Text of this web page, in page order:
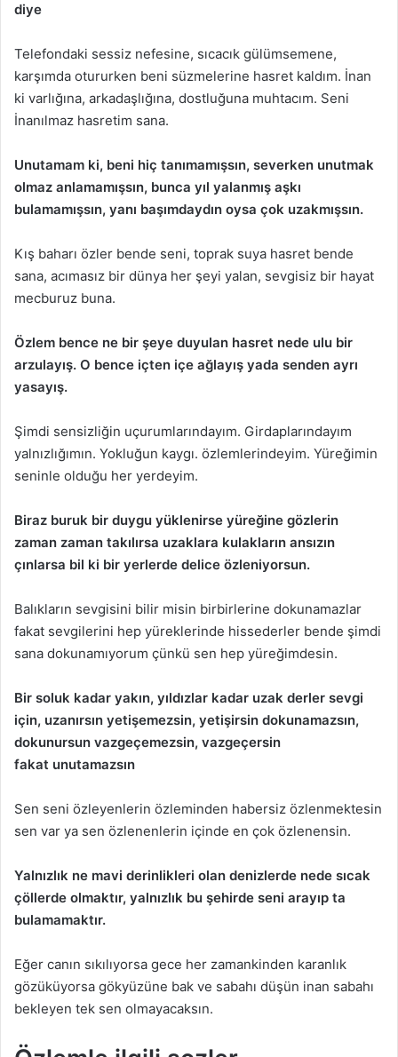
diye
Telefondaki sessiz nefesine, sıcacık gülümsemene,
karşımda otururken beni süzmelerine hasret kaldım. İnan
ki varlığına, arkadaşlığına, dostluğuna muhtacım. Seni
İnanılmaz hasretim sana.
Unutamam ki, beni hiç tanımamışsın, severken unutmak
olmaz anlamamışsın, bunca yıl yalanmış aşkı
bulamamışsın, yanı başımdaydın oysa çok uzakmışsın.
Kış baharı özler bende seni, toprak suya hasret bende
sana, acımasız bir dünya her şeyi yalan, sevgisiz bir hayat
mecburuz buna.
Özlem bence ne bir şeye duyulan hasret nede ulu bir
arzulayış. O bence içten içe ağlayış yada senden ayrı
yasayış.
Şimdi sensizliğin uçurumlarındayım. Girdaplarındayım
yalnızlığımın. Yokluğun kaygı. özlemlerindeyim. Yüreğimin
seninle olduğu her yerdeyim.
Biraz buruk bir duygu yüklenirse yüreğine gözlerin
zaman zaman takılırsa uzaklara kulakların ansızın
çınlarsa bil ki bir yerlerde delice özleniyorsun.
Balıkların sevgisini bilir misin birbirlerine dokunamazlar
fakat sevgilerini hep yüreklerinde hissederler bende şimdi
sana dokunamıyorum çünkü sen hep yüreğimdesin.
Bir soluk kadar yakın, yıldızlar kadar uzak derler sevgi
için, uzanırsın yetişemezsin, yetişirsin dokunamazsın,
dokunursun vazgeçemezsin, vazgeçersin
fakat unutamazsın
Sen seni özleyenlerin özleminden habersiz özlenmektesin
sen var ya sen özlenenlerin içinde en çok özlenensin.
Yalnızlık ne mavi derinlikleri olan denizlerde nede sıcak
çöllerde olmaktır, yalnızlık bu şehirde seni arayıp ta
bulamamaktır.
Eğer canın sıkılıyorsa gece her zamankinden karanlık
gözüküyorsa gökyüzüne bak ve sabahı düşün inan sabahı
bekleyen tek sen olmayacaksın.